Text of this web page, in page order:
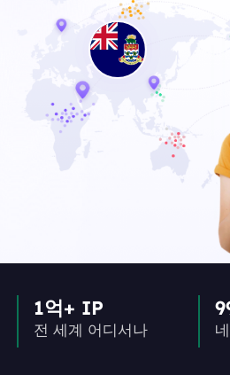
1억+ IP
전 세계 어디서나